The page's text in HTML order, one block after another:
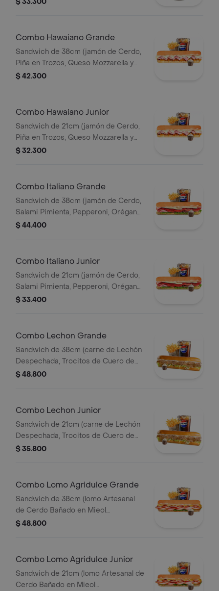
Combo Hawaiano Grande
Sandwich de 38cm (jamón de Cerdo,
Piña en Trozos, Queso Mozzarella y
Mayonesa) Papa Francesa 140gr
$ 42.300
Combo Hawaiano Junior
Sandwich de 21cm (jamón de Cerdo,
Piña en Trozos, Queso Mozzarella y
Mayonesa) Papa Francesa 140gr
$ 32.300
Combo Italiano Grande
Sandwich de 38cm (jamón de Cerdo,
Salami Pimienta, Pepperoni, Orégano,
Queso Parmesano, Queso Mozzarella,
$ 44.400
Combo Italiano Junior
Sandwich de 21cm (jamón de Cerdo,
Salami Pimienta, Pepperoni, Orégano,
Queso Parmesano, Queso Mozzarella,
$ 33.400
Combo Lechon Grande
Sandwich de 38cm (carne de Lechón
Despechada, Trocitos de Cuero de
Lechón, Queso Mozzarella, Lechuga y
$ 48.800
Combo Lechon Junior
Sandwich de 21cm (carne de Lechón
Despechada, Trocitos de Cuero de
Lechón, Queso Mozzarella, Lechuga y
$ 35.800
Combo Lomo Agridulce Grande
Sandwich de 38cm (lomo Artesanal
de Cerdo Bañado en Mieol
Mostaza,queso
$ 48.800
Combo Lomo Agridulce Junior
Sandwich de 21cm (lomo Artesanal de
Cerdo Bañado en Mieol